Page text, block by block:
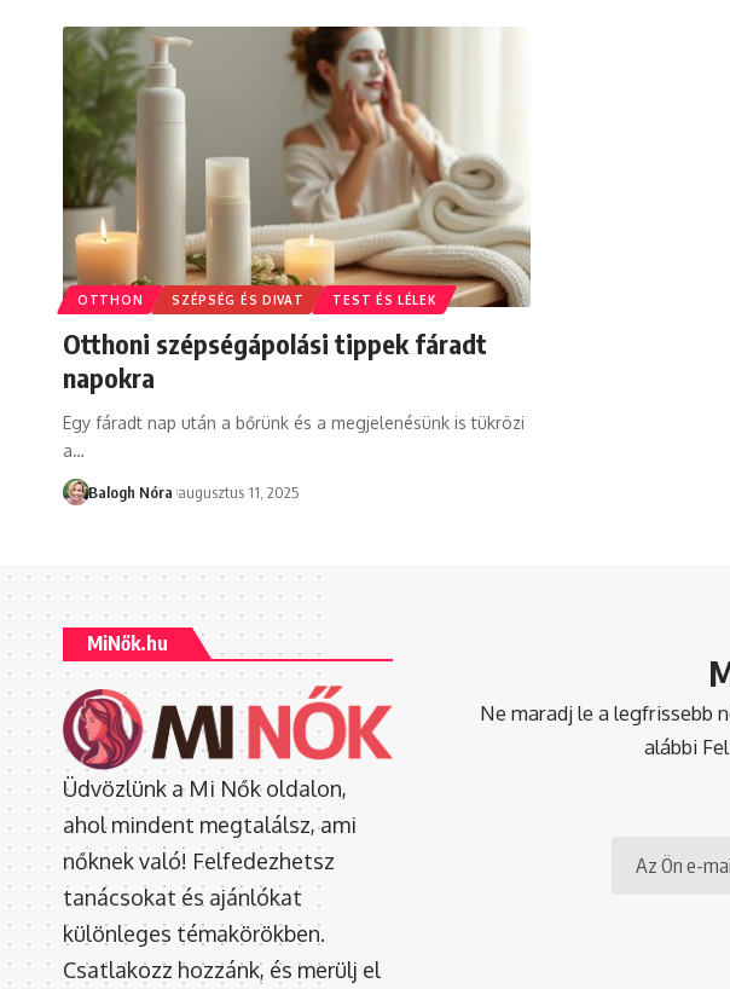
OTTHON SZÉPSÉG ÉS DIVAT TEST ÉS LÉLEK
Otthoni szépségápolási tippek fáradt
napokra
Egy fáradt nap után a bőrünk és a megjelenésünk is tükrözi
a…
Balogh Nóra augusztus 11, 2025
MiNők.hu
Üdvözlünk a Mi Nők oldalon,
ahol mindent megtalálsz, ami
nőknek való! Felfedezhetsz
tanácsokat és ajánlókat
különleges témakörökben.
Csatlakozz hozzánk, és merülj el
Ne maradj le a legfrissebb
alábbi